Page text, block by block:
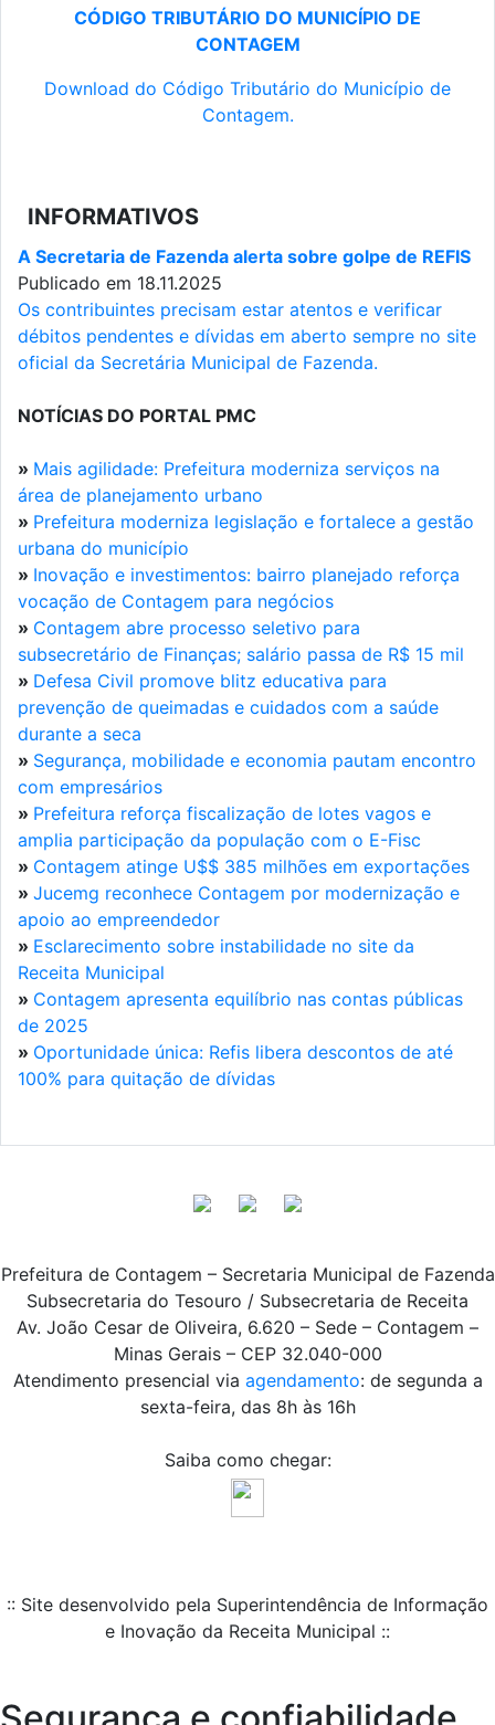
CÓDIGO TRIBUTÁRIO DO MUNICÍPIO DE
CONTAGEM
Download do Código Tributário do Município de
Contagem.
INFORMATIVOS
A Secretaria de Fazenda alerta sobre golpe de REFIS
Publicado em 18.11.2025
Os contribuintes precisam estar atentos e verificar
débitos pendentes e dívidas em aberto sempre no site
oficial da Secretária Municipal de Fazenda.
NOTÍCIAS DO PORTAL PMC
» Mais agilidade: Prefeitura moderniza serviços na
área de planejamento urbano
» Prefeitura moderniza legislação e fortalece a gestão
urbana do município
» Inovação e investimentos: bairro planejado reforça
vocação de Contagem para negócios
» Contagem abre processo seletivo para
subsecretário de Finanças; salário passa de R$ 15 mil
» Defesa Civil promove blitz educativa para
prevenção de queimadas e cuidados com a saúde
durante a seca
» Segurança, mobilidade e economia pautam encontro
com empresários
» Prefeitura reforça fiscalização de lotes vagos e
amplia participação da população com o E-Fisc
» Contagem atinge U$$ 385 milhões em exportações
» Jucemg reconhece Contagem por modernização e
apoio ao empreendedor
» Esclarecimento sobre instabilidade no site da
Receita Municipal
» Contagem apresenta equilíbrio nas contas públicas
de 2025
» Oportunidade única: Refis libera descontos de até
100% para quitação de dívidas
Prefeitura de Contagem – Secretaria Municipal de Fazenda
Subsecretaria do Tesouro / Subsecretaria de Receita
Av. João Cesar de Oliveira, 6.620 – Sede – Contagem –
Minas Gerais – CEP 32.040-000
Atendimento presencial via agendamento: de segunda a
sexta-feira, das 8h às 16h
Saiba como chegar:
:: Site desenvolvido pela Superintendência de Informação
e Inovação da Receita Municipal ::